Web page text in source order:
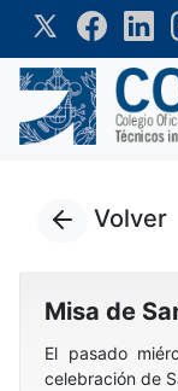
Volver
Misa de
El pasado
celebración de